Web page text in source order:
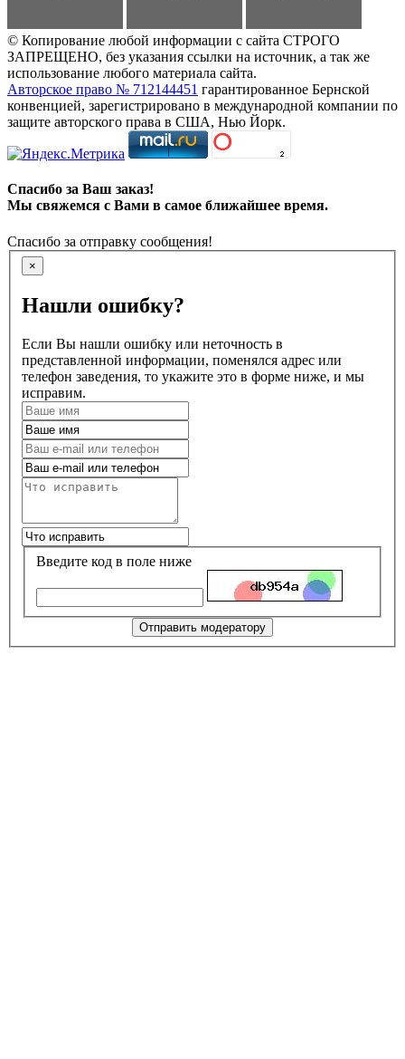
© Копирование любой информации с сайта СТРОГО
ЗАПРЕЩЕНО, без указания ссылки на источник, а так же
использование любого материала сайта.
Авторское право № 712144451 гарантированное Бернской
конвенцией, зарегистрировано в международной компании по
защите авторского права в США, Нью Йорк.
Спасибо за Ваш заказ!
Мы свяжемся с Вами в самое ближайшее время.
Спасибо за отправку сообщения!
×
Нашли ошибку?
Если Вы нашли ошибку или неточность в
представленной информации, поменялся адрес или
телефон заведения, то укажите это в форме ниже, и мы
исправим.
Введите код в поле ниже
Отправить модератору